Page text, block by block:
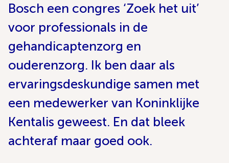
Bosch een congres ‘Zoek het uit’
voor professionals in de
gehandicaptenzorg en
ouderenzorg. Ik ben daar als
ervaringsdeskundige samen met
een medewerker van Koninklijke
Kentalis geweest. En dat bleek
achteraf maar goed ook.